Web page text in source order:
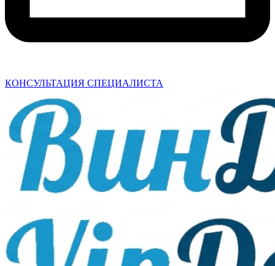
КОНСУЛЬТАЦИЯ СПЕЦИАЛИСТА